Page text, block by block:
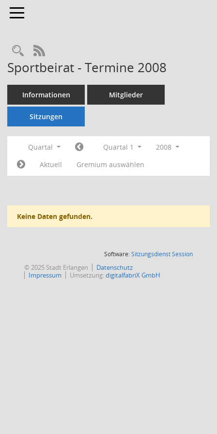
Toggle navigation
Rechercheauswahl
RSS-Feed
Sportbeirat - Termine 2008
Informationen Mitglieder
Sitzungen
Quartal Quartal 1
2008
Aktuell
Gremium auswählen
Keine Daten gefunden.
Software:SitzungsdienstSession(Wird in
© 2025 Stadt Erlangen
Datenschutz
Impressum
Umsetzung:digitalfabriX GmbH